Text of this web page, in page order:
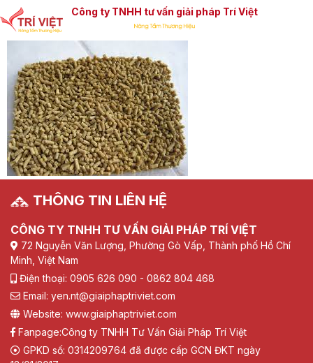
Công ty TNHH tư vấn giải pháp Trí Việt
THÔNG TIN LIÊN HỆ
CÔNG TY TNHH TƯ VẤN GIẢI PHÁP TRÍ VIỆT
72 Nguyễn Văn Lượng, Phường Gò Vấp, Thành phố Hồ Chí
Minh, Việt Nam
Điện thoại: 0905 626 090 - 0862 804 468
Email: yen.nt@giaiphaptriviet.com
Website: www.giaiphaptriviet.com
Fanpage:Công ty TNHH Tư Vấn Giải Pháp Trí Việt
GPKD số: 0314209764 đã được cấp GCN ĐKT ngày